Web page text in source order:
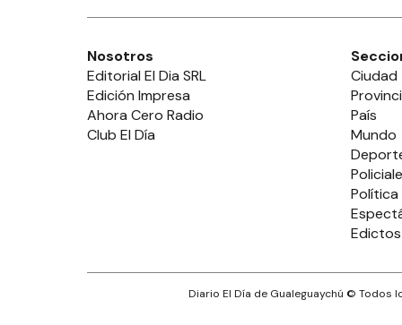
Nosotros
Editorial El Dia SRL
Edición Impresa
Ahora Cero Radio
Club El Día
Ciudad
País
Mundo
Política
Edictos
Diario El Día de Gualeguaychú © Todos